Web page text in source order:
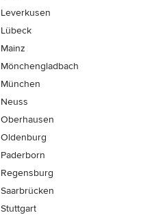
Leverkusen
Lübeck
Mainz
Mönchen­gladbach
München
Neuss
Oberhausen
Oldenburg
Paderborn
Regensburg
Saarbrücken
Stuttgart